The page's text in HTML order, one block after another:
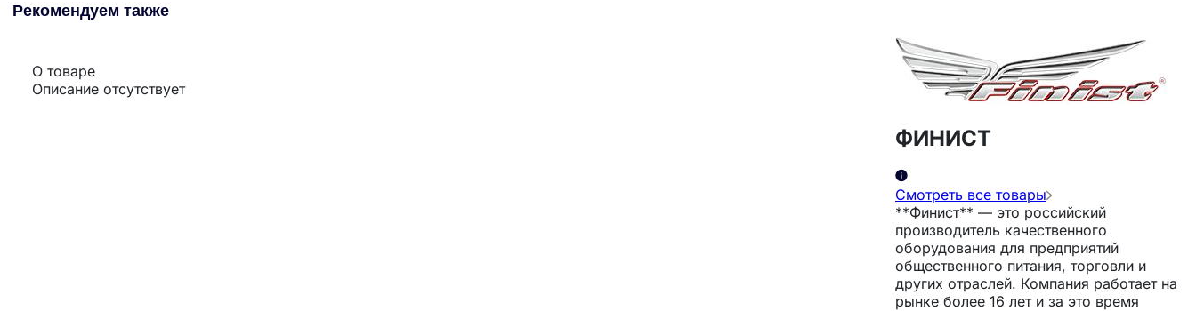
Рекомендуем также
О товаре
Описание отсутствует
ФИНИСТ
Смотреть все товары
**Финист** — это российский
производитель качественного
оборудования для предприятий
общественного питания, торговли и
других отраслей. Компания работает на
рынке более 16 лет и за это время